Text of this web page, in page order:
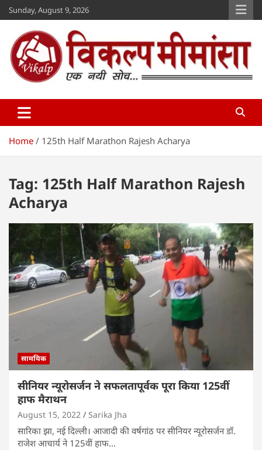
Skip
to
content
Sunday, August 9, 2026
Vikalp Mimansa
Home 125th Half Marathon Rajesh Acharya
Tag: 125th Half Marathon Rajesh
Acharya
सामयिक
सीनियर न्यूरोसर्जन ने सफलतापूर्वक पूरा किया 125वीं
हाफ मैराथन
August 15, 2022 Sarika Jha
सारिका झा, नई दिल्ली। आजादी की वर्षगांठ पर सीनियर न्यूरोसर्जन डॉ.
राजेश आचार्य ने 125वीं हाफ…